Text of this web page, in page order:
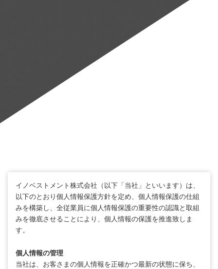
イノベストメント株式会社（以下「当社」といいます）は、
以下のとおり個人情報保護方針を定め、個人情報保護の仕組
みを構築し、全従業員に個人情報保護の重要性の認識と取組
みを徹底させることにより、個人情報の保護を推進致しま
す。
個人情報の管理
当社は、お客さまの個人情報を正確かつ最新の状態に保ち、